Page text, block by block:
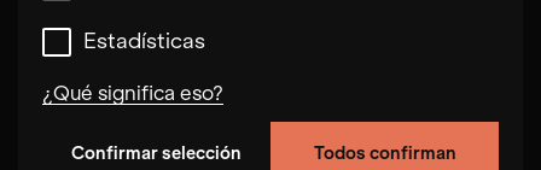
Estadísticas
¿Qué significa eso?
Confirmar selección Todos confirman